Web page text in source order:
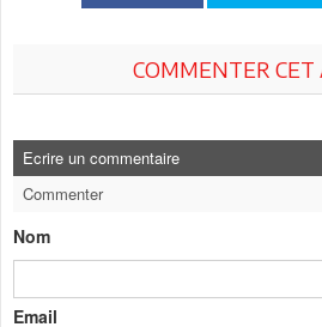
COMMENTER CET
Ecrire un commentaire
Commenter
Nom
Email